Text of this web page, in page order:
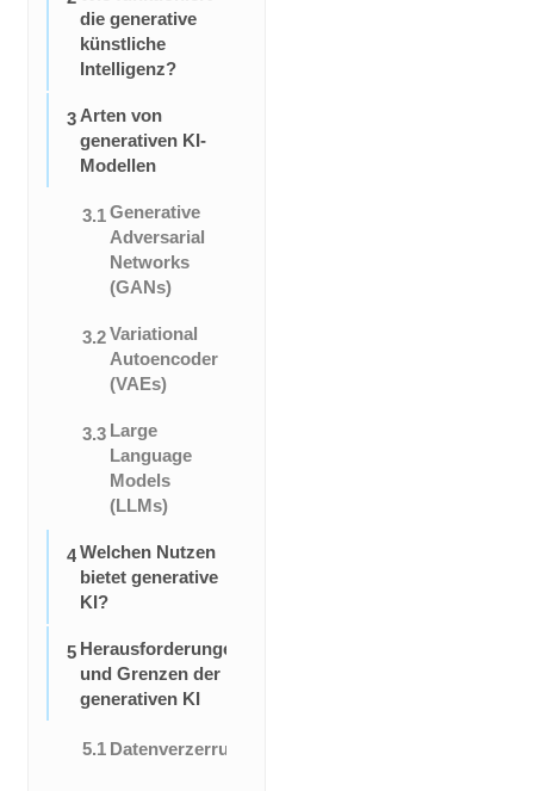
die generative
künstliche
Intelligenz?
3 Arten von
generativen KI-
Modellen
3.1Generative
Adversarial
Networks
(GANs)
3.2Variational
Autoencoder
(VAEs)
3.3 Large
Language
Models
(LLMs)
4Welchen Nutzen
bietet generative
KI?
5 Herausforderungen
und Grenzen der
generativen KI
5.1 Datenverzerrung